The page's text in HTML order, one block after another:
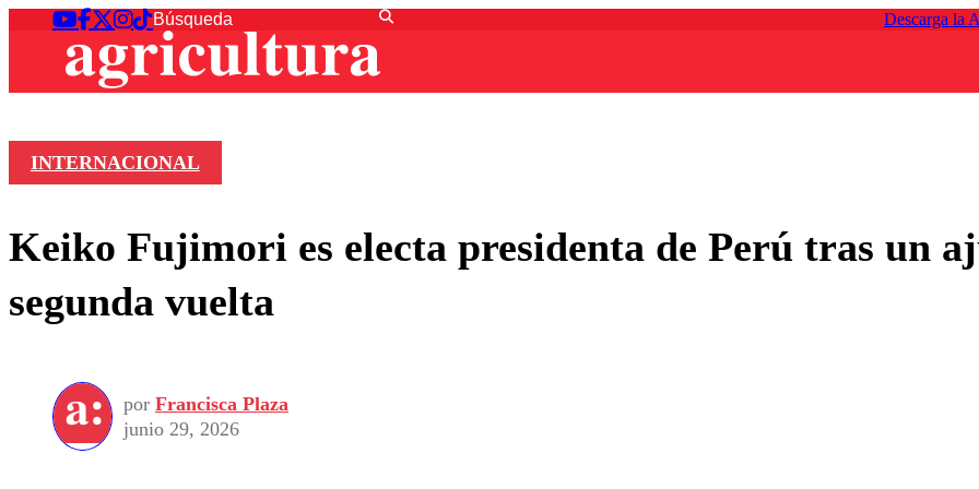
Descarga la
INTERNACIONAL
Keiko Fujimori es electa presidenta de Perú tras un
segunda vuelta
por Francisca Plaza
junio 29, 2026